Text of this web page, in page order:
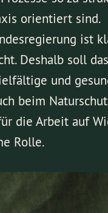
orientiert sind.
ist
Deshalb soll
und
beim
die Arbeit auf
Rolle.